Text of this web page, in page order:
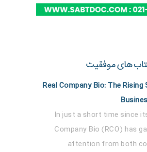
های موفقیت
Real Company Bio: The Rising
In just a short time since
Company Bio (RCO) has
attention from both